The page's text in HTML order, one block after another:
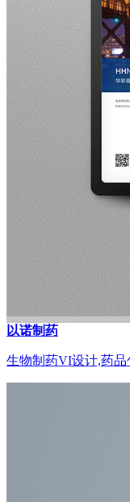
以诺制药
生物制药VI设计,药